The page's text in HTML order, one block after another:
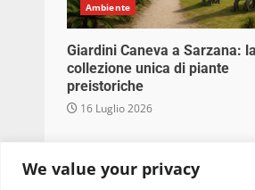
We value your privacy
Ambiente
Giardini Caneva a Sarzana: la
collezione unica di piante
preistoriche
16 Luglio 2026
Copyright © 2025
quanto viene aggiornato